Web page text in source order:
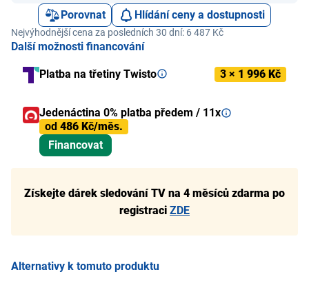
Porovnat Hlídání ceny a dostupnosti
Nejvýhodnější cena za posledních 30 dní: 6 487 Kč
Další možnosti financování
Platba na třetiny Twisto 3 × 1 996 Kč
Jedenáctina 0% platba předem / 11x
od 486 Kč/měs.
Financovat
Získejte dárek sledování TV na 4 měsíců zdarma po
registraci ZDE
Alternativy k tomuto produktu